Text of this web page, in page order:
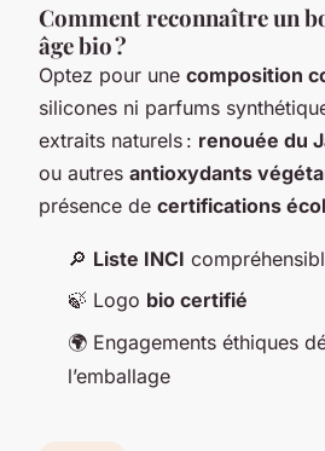
Comment reconnaître un
âge bio ?
Optez pour une composition
silicones ni parfums
extraits naturels : renouée du
ou autres antioxydants
présence de certifications
🔎 Liste INCI
🍃 Logo bio certifié
🌍 Engagements éthiques
l’emballage